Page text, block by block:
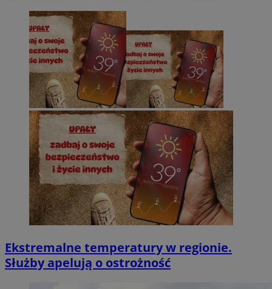
Ekstremalne temperatury w regionie.
Służby apelują o ostrożność